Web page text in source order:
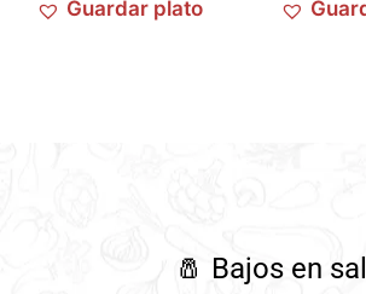
Guardar plato
🧂 Bajos en sal